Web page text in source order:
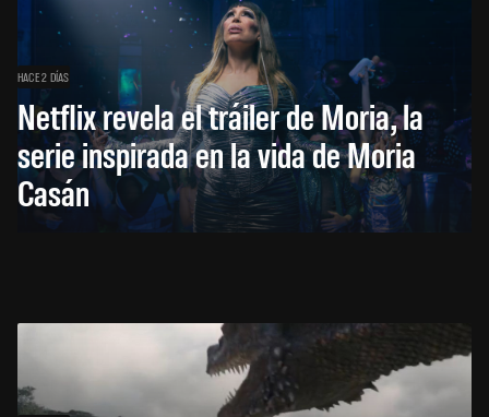
HACE 2 DÍAS
Netflix revela el tráiler de Moria, la
serie inspirada en la vida de Moria
Casán